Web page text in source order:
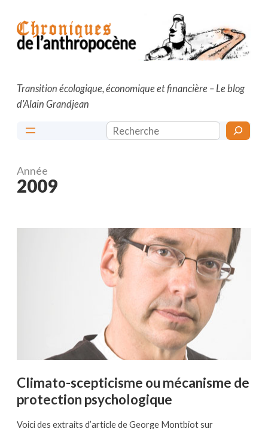
contenu
Transition écologique, économique et financière – Le blog
d’Alain Grandjean
Rechercher
Année
2009
Climato-scepticisme ou mécanisme de
protection psychologique
Voici des extraits d’article de George Montbiot sur